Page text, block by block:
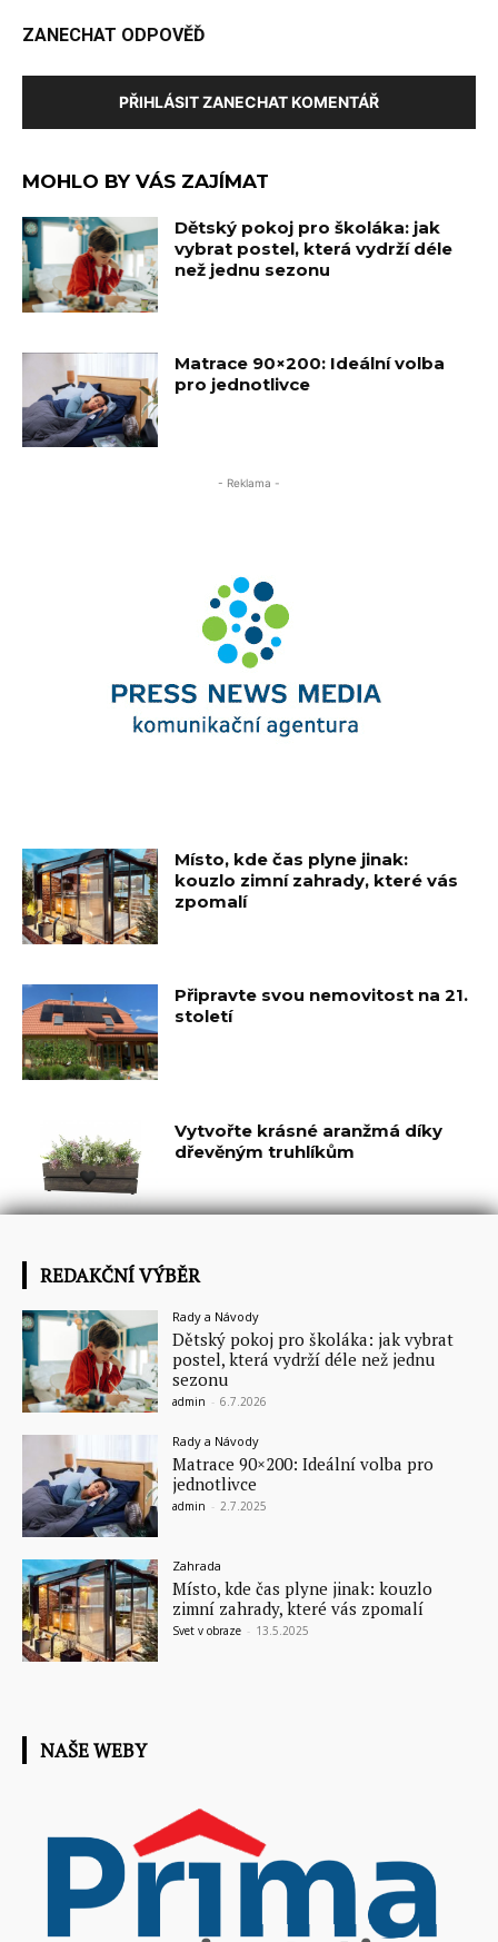
ZANECHAT ODPOVĚĎ
PŘIHLÁSIT ZANECHAT KOMENTÁŘ
MOHLO BY VÁS ZAJÍMAT
Dětský pokoj pro školáka: jak
vybrat postel, která vydrží déle
než jednu sezonu
Matrace 90×200: Ideální volba
pro jednotlivce
- Reklama -
Místo, kde čas plyne jinak:
kouzlo zimní zahrady, které vás
zpomalí
Připravte svou nemovitost na 21.
století
Vytvořte krásné aranžmá díky
dřevěným truhlíkům
REDAKČNÍ VÝBĚR
Rady a Návody
Dětský pokoj pro školáka: jak vybrat
postel, která vydrží déle než jednu
sezonu
admin - 6.7.2026
Rady a Návody
Matrace 90×200: Ideální volba pro
jednotlivce
admin - 2.7.2025
Zahrada
Místo, kde čas plyne jinak: kouzlo
zimní zahrady, které vás zpomalí
Svet v obraze - 13.5.2025
NAŠE WEBY